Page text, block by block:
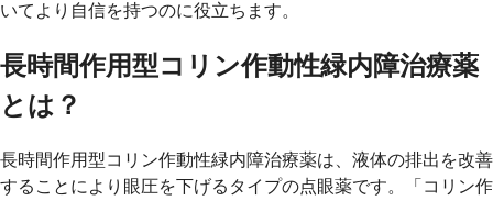
いてより自信を持つのに役立ちます。
長時間作用型コリン作動性緑内障治療薬
とは？
長時間作用型コリン作動性緑内障治療薬は、液体の排出を改善
することにより眼圧を下げるタイプの点眼薬です。「コリン作